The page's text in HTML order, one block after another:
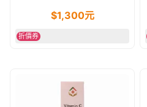
$1,300元
折價券